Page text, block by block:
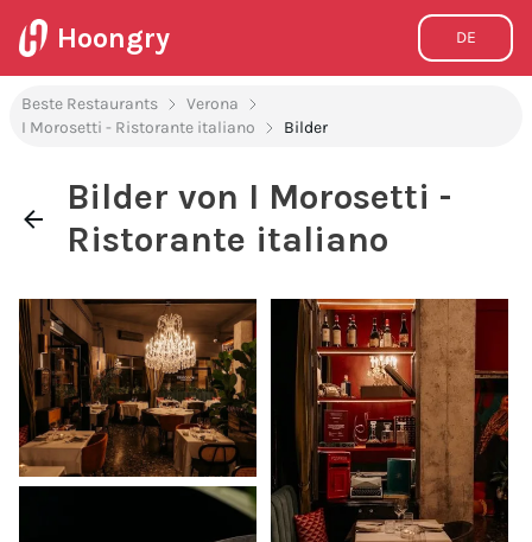
Hoongry DE
Beste Restaurants
Verona
I Morosetti - Ristorante italiano
Bilder
Bilder von I Morosetti -
Ristorante italiano